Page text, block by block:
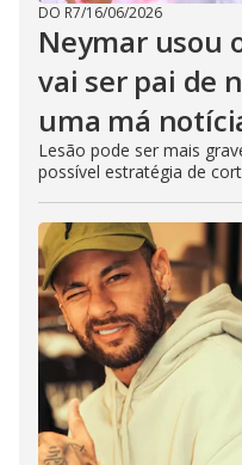
DO R7/16/06/2026
Neymar usou
vai ser pai de
uma má
Lesão pode ser mais
possível estratégia de